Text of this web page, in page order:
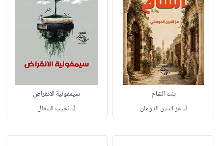
بنت الشام
لـعز الدين الدومان
سيمفونية الانقراض
لـ نجيب السقال